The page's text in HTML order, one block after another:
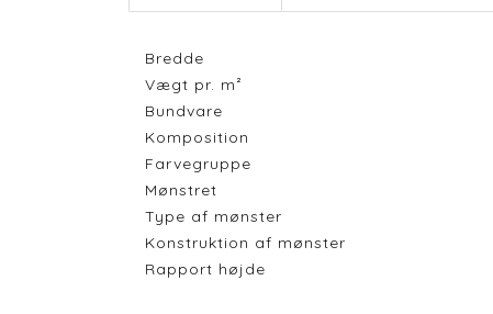
Bredde
Vægt pr. m²
Bundvare
Komposition
Farvegruppe
Mønstret
Type af mønster
Konstruktion af mønster
Rapport højde